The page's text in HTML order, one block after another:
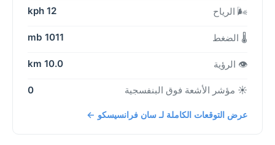
🌬️ الرياح
12 kph
🌡️ الضغط 1011 mb
👁️ الرؤية 10.0 km
☀️ مؤشر الأشعة فوق البنفسجية 0
عرض التوقعات الكاملة لـ سان فرانسيسكو ←